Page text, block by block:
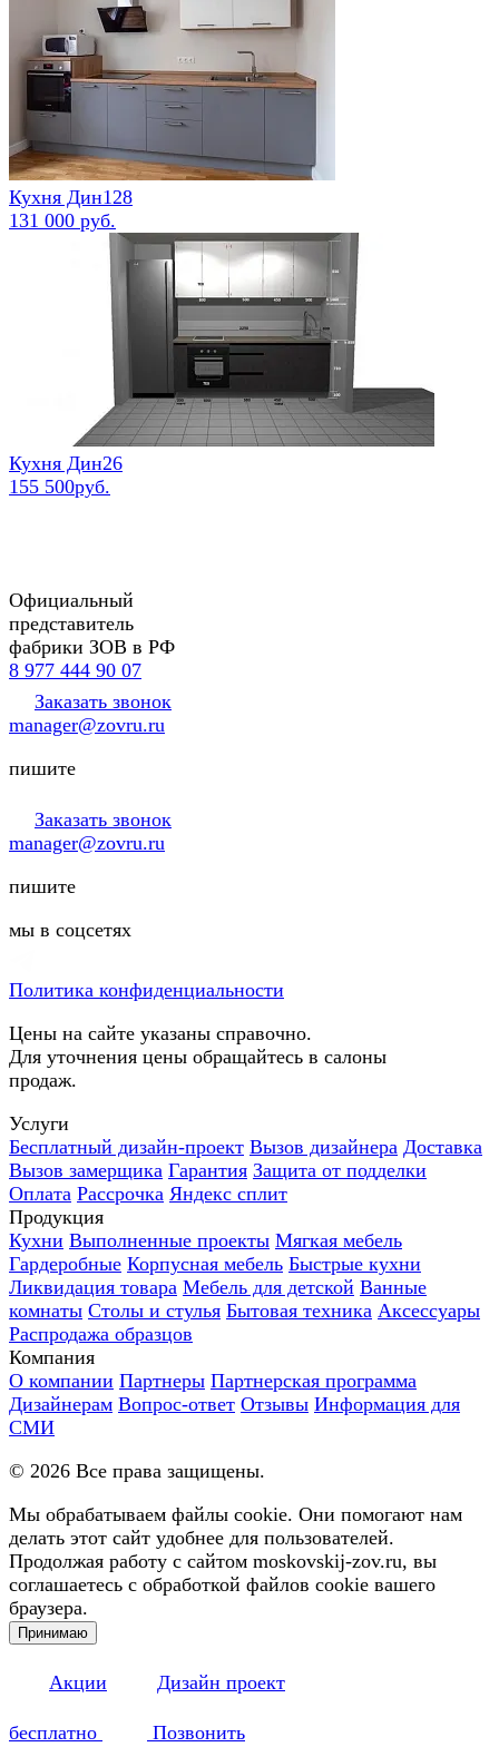
Кухня Дин128
131 000 руб.
Кухня Дин26
155 500руб.
Официальный
представитель
фабрики ЗОВ в РФ
8 977 444 90 07
Заказать звонок
manager@zovru.ru
пишите
Заказать звонок
manager@zovru.ru
пишите
мы в соцсетях
Политика конфиденциальности
Цены на сайте указаны справочно.
Для уточнения цены обращайтесь в салоны
продаж.
Услуги
Бесплатный дизайн-проект Вызов дизайнера Доставка
Вызов замерщика Гарантия Защита от подделки
Оплата Рассрочка Яндекс сплит
Продукция
Кухни Выполненные проекты Мягкая мебель
Гардеробные Корпусная мебель Быстрые кухни
Ликвидация товара Мебель для детской Ванные
комнаты Столы и стулья Бытовая техника Аксессуары
Распродажа образцов
Компания
О компании Партнеры Партнерская программа
Дизайнерам Вопрос-ответ Отзывы Информация для
СМИ
© 2026 Все права защищены.
Мы обрабатываем файлы cookie. Они помогают нам
делать этот сайт удобнее для пользователей.
Продолжая работу с сайтом moskovskij-zov.ru, вы
соглашаетесь с обработкой файлов cookie вашего
браузера.
Принимаю
Акции Дизайн проект
бесплатно
Позвонить